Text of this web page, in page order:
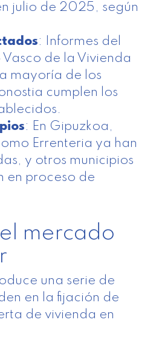
julio de 2025, según
: Informes del
de la Vivienda
mayoría de los
cumplen los
: En Gipuzkoa,
Errenteria ya han
y otros municipios
en proceso de
mercado
una serie de
en la fijación de
de vivienda en